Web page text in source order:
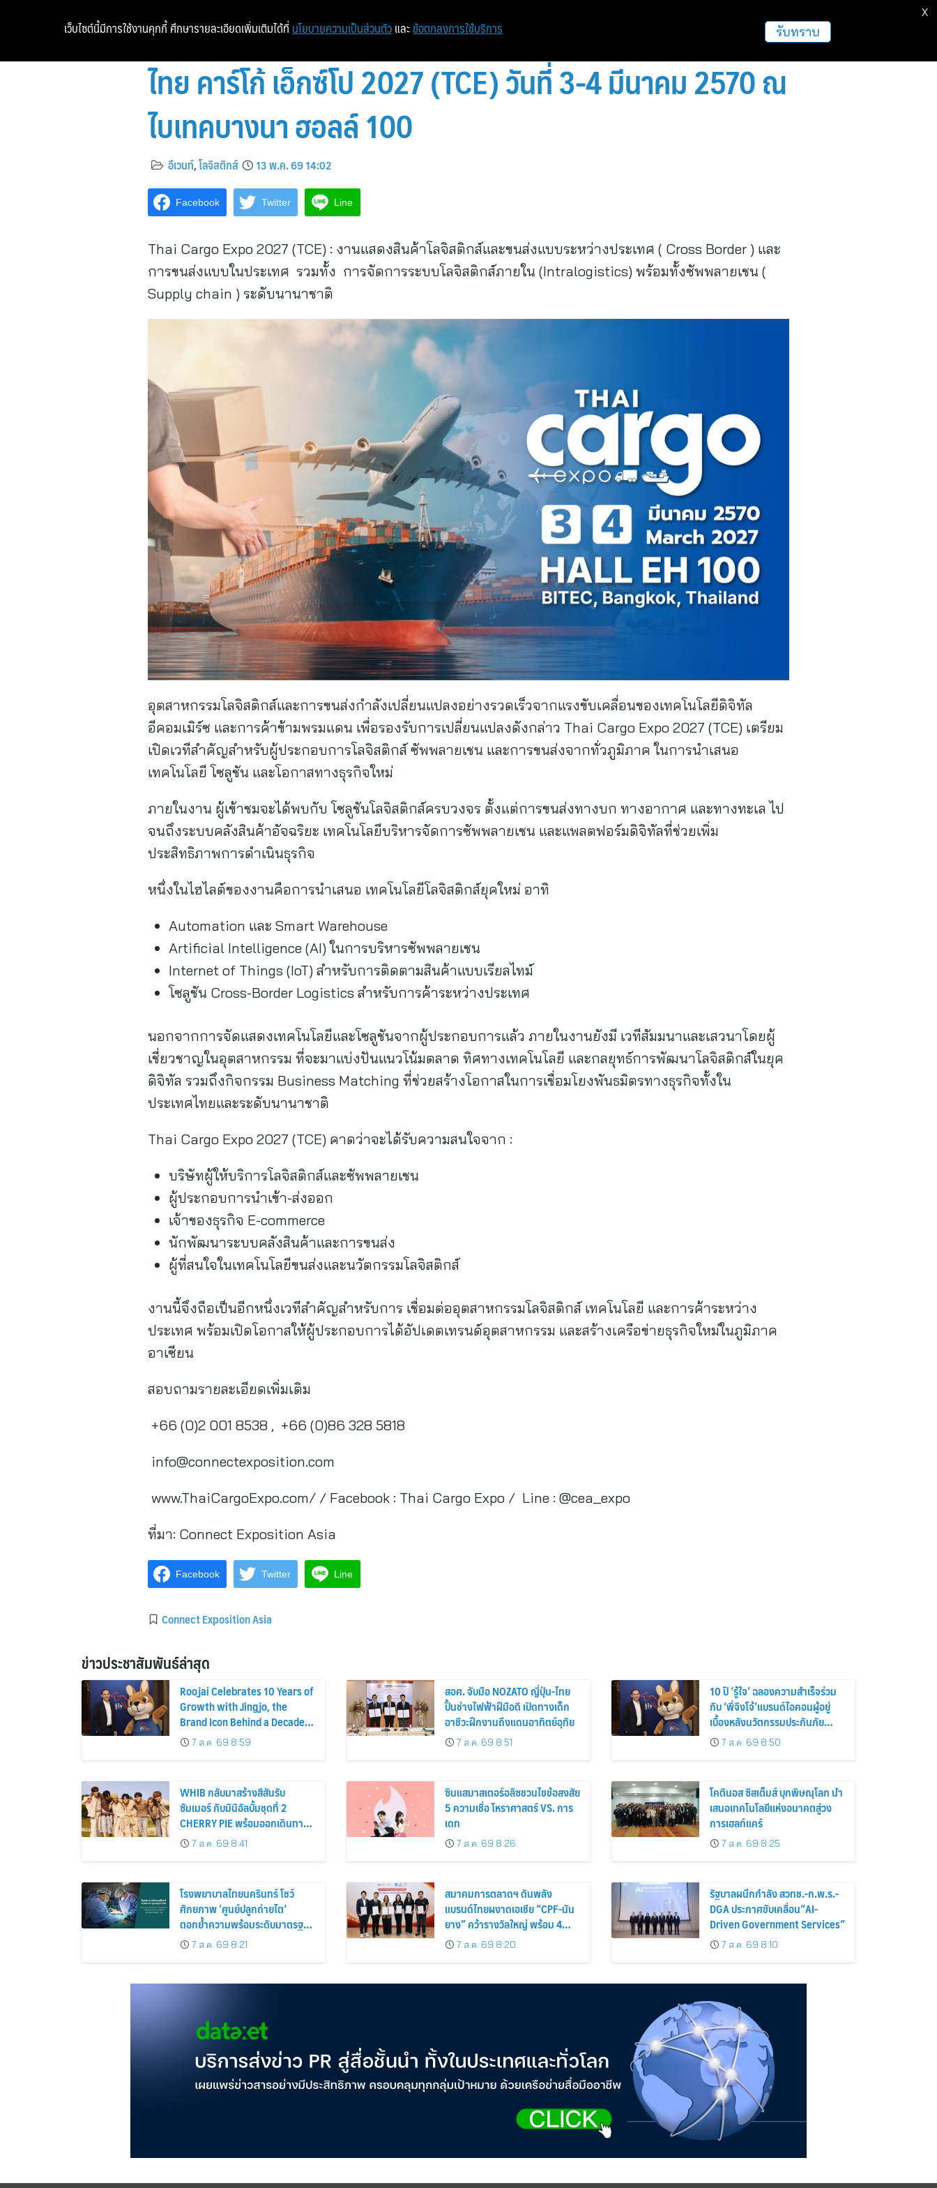
ไทย คาร์โก้ เอ็กซ์โป 2027 (TCE) วันที่ 3-4 มีนาคม 2570 ณ
ไบเทคบางนา ฮอลล์ 100
อีเวนท์,โลจิสติกส์ 13 พ.ค. 69 14:02
Facebook Twitter Line
Thai Cargo Expo 2027 (TCE) : งานแสดงสินค้าโลจิสติกส์และขนส่งแบบระหว่างประเทศ ( Cross Border ) และ
การขนส่งแบบในประเทศ รวมทั้ง การจัดการระบบโลจิสติกส์ภายใน (Intralogistics) พร้อมทั้งซัพพลายเชน (
Supply chain ) ระดับนานาชาติ
อุตสาหกรรมโลจิสติกส์และการขนส่งกำลังเปลี่ยนแปลงอย่างรวดเร็วจากแรงขับเคลื่อนของเทคโนโลยีดิจิทัล
อีคอมเมิร์ซ และการค้าข้ามพรมแดน เพื่อรองรับการเปลี่ยนแปลงดังกล่าว Thai Cargo Expo 2027 (TCE) เตรียม
เปิดเวทีสำคัญสำหรับผู้ประกอบการโลจิสติกส์ ซัพพลายเชน และการขนส่งจากทั่วภูมิภาค ในการนำเสนอ
เทคโนโลยี โซลูชัน และโอกาสทางธุรกิจใหม่
ภายในงาน ผู้เข้าชมจะได้พบกับ โซลูชันโลจิสติกส์ครบวงจร ตั้งแต่การขนส่งทางบก ทางอากาศ และทางทะเล ไป
จนถึงระบบคลังสินค้าอัจฉริยะ เทคโนโลยีบริหารจัดการซัพพลายเชน และแพลตฟอร์มดิจิทัลที่ช่วยเพิ่ม
ประสิทธิภาพการดำเนินธุรกิจ
หนึ่งในไฮไลต์ของงานคือการนำเสนอ เทคโนโลยีโลจิสติกส์ยุคใหม่ อาทิ
Automation และ Smart Warehouse
Artificial Intelligence (AI) ในการบริหารซัพพลายเชน
Internet of Things (IoT) สำหรับการติดตามสินค้าแบบเรียลไทม์
โซลูชัน Cross-Border Logistics สำหรับการค้าระหว่างประเทศ
นอกจากการจัดแสดงเทคโนโลยีและโซลูชันจากผู้ประกอบการแล้ว ภายในงานยังมี เวทีสัมมนาและเสวนาโดยผู้
เชี่ยวชาญในอุตสาหกรรม ที่จะมาแบ่งปันแนวโน้มตลาด ทิศทางเทคโนโลยี และกลยุทธ์การพัฒนาโลจิสติกส์ในยุค
ดิจิทัล รวมถึงกิจกรรม Business Matching ที่ช่วยสร้างโอกาสในการเชื่อมโยงพันธมิตรทางธุรกิจทั้งใน
ประเทศไทยและระดับนานาชาติ
Thai Cargo Expo 2027 (TCE) คาดว่าจะได้รับความสนใจจาก :
บริษัทผู้ให้บริการโลจิสติกส์และซัพพลายเชน
ผู้ประกอบการนำเข้า-ส่งออก
เจ้าของธุรกิจ E-commerce
นักพัฒนาระบบคลังสินค้าและการขนส่ง
ผู้ที่สนใจในเทคโนโลยีขนส่งและนวัตกรรมโลจิสติกส์
งานนี้จึงถือเป็นอีกหนึ่งเวทีสำคัญสำหรับการ เชื่อมต่ออุตสาหกรรมโลจิสติกส์ เทคโนโลยี และการค้าระหว่าง
ประเทศ พร้อมเปิดโอกาสให้ผู้ประกอบการได้อัปเดตเทรนด์อุตสาหกรรม และสร้างเครือข่ายธุรกิจใหม่ในภูมิภาค
อาเซียน
สอบถามรายละเอียดเพิ่มเติม
+66 (0)2 001 8538 , +66 (0)86 328 5818
info@connectexposition.com
www.ThaiCargoExpo.com/ / Facebook : Thai Cargo Expo / Line : @cea_expo
ที่มา: Connect Exposition Asia
Facebook Twitter Line
Connect Exposition Asia
ข่าวประชาสัมพันธ์ล่าสุด
Roojai Celebrates 10 Years of
Growth with Jingjo, the
Brand Icon Behind a Decade
of Insurance Innovation
7 ส.ค. 69 8:59
สอศ. จับมือ NOZATO ญี่ปุ่น-ไทย
ปั้นช่างไฟฟ้าฝีมือดี เปิดทางเด็ก
อาชีวะฝึกงานถึงแดนอาทิตย์อุทัย
7 ส.ค. 69 8:51
10 ปี ‘รู้ใจ’ ฉลองความสำเร็จร่วม
กับ ‘พี่จิงโจ้’แบรนด์ไอคอนผู้อยู่
เบื้องหลังนวัตกรรมประกันภัย
ดิจิทัลตลอดหนึ่งทศวรรษ
7 ส.ค. 69 8:50
WHIB กลับมาสร้างสีสันรับ
ซัมเมอร์ กับมินิอัลบั้มชุดที่ 2
CHERRY PIE พร้อมออกเดินทาง
ค้นหาสีสันที่เป็นตัวตนที่เป็น
เอกลักษณ์ของตัวเอง
7 ส.ค. 69 8:41
ซินแสมาสเตอร์อลิซชวนไขข้อสงสัย
5 ความเชื่อ โหราศาสตร์ VS. การ
เดท
7 ส.ค. 69 8:26
โคตินอส ซิสเต็มส์ บุกพิษณุโลก นำ
เสนอเทคโนโลยีแห่งอนาคตสู่วง
การเฮลท์แคร์
7 ส.ค. 69 8:25
โรงพยาบาลไทยนครินทร์ โชว์
ศักยภาพ ‘ศูนย์ปลูกถ่ายไต’
ตอกย้ำความพร้อมระดับมาตรฐาน
เดินหน้าผ่าตัดปลูกถ่ายไตสำเร็จ 2
รายพร้อมกัน จากผู้บริจาคอวัยวะ
7 ส.ค. 69 8:21
สมาคมการตลาดฯ ดันพลัง
แบรนด์ไทยผงาดเอเชีย “CPF-นัน
ยาง” คว้ารางวัลใหญ่ พร้อม 4
นักการตลาดไทยกวาดรางวัล
บุคคลเวที AMF AMEA & YWN
7 ส.ค. 69 8:20
รัฐบาลผนึกกำลัง สวทช.-ก.พ.ร.-
DGA ประกาศขับเคลื่อน“AI-
Driven Government Services”
7 ส.ค. 69 8:10
เว็บไซต์นี้มีการใช้งานคุกกี้ ศึกษารายละเอียดเพิ่มเติมได้ที่ นโยบายความเป็นส่วนตัว และ ข้อตกลงการใช้บริการ รับทราบ
X